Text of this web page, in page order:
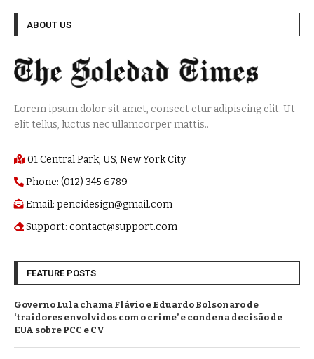
ABOUT US
Lorem ipsum dolor sit amet, consect etur adipiscing elit. Ut
elit tellus, luctus nec ullamcorper mattis..
01 Central Park, US, New York City
Phone: (012) 345 6789
Email: pencidesign@gmail.com
Support: contact@support.com
FEATURE POSTS
Governo Lula chama Flávio e Eduardo Bolsonaro de
‘traidores envolvidos com o crime’ e condena decisão de
EUA sobre PCC e CV